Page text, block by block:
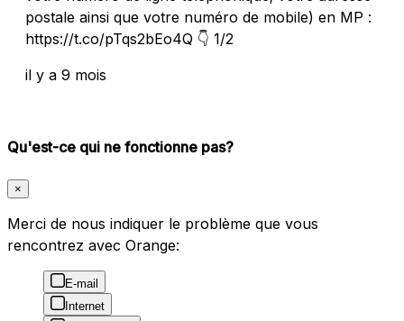
postale ainsi que votre numéro de mobile) en MP :
https://t.co/pTqs2bEo4Q 👇 1/2
il y a 9 mois
Qu'est-ce qui ne fonctionne pas?
×
Merci de nous indiquer le problème que vous
rencontrez avec Orange:
E-mail
Internet